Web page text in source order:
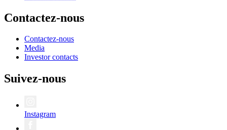
Contactez-nous
Contactez-nous
Media
Investor contacts
Suivez-nous
Instagram